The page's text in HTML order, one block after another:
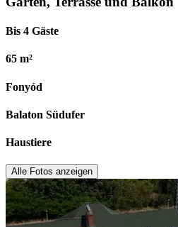
Bis 4 Gäste
65 m²
Fonyód
Balaton Südufer
Haustiere
Alle Fotos anzeigen